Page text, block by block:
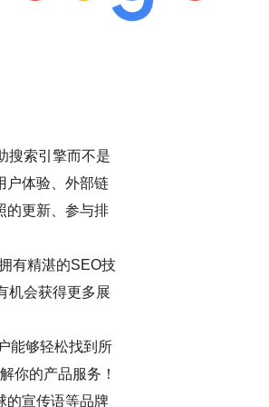
搜索引擎而不是
户体验、外部链
的更新、参与排
有精湛的SEO技
机会获得更多展
能够轻松找到所
你的产品服务！
的宣传语等品牌